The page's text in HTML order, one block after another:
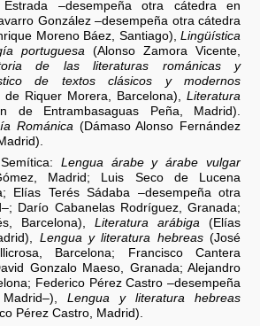
Estrada –desempeña otra cátedra en
González –desempeña otra cátedra
Moreno Báez, Santiago),Lingüística
portuguesa(Alonso Zamora Vicente,
de las literaturas románicas y
de textos clásicos y modernos
de Riquer Morera, Barcelona),Literatura
de Entrambasaguas Peña, Madrid).
Románica(Dámaso Alonso Fernández
Lengua árabe y árabe vulgar
Madrid; Luis Seco de Lucena
Elías Terés Sádaba –desempeña otra
Darío Cabanelas Rodríguez, Granada;
Barcelona),Literatura arábiga (Elías
Lengua y literatura hebreas(José
Barcelona; Francisco Cantera
Gonzalo Maeso, Granada; Alejandro
Federico Pérez Castro –desempeña
Lengua y literatura hebreas
Pérez Castro, Madrid).